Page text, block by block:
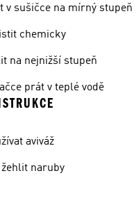
v sušičce na mírný stupeň
chemicky
na nejnižší stupeň
prát v teplé vodě
aviváž
žehlit naruby